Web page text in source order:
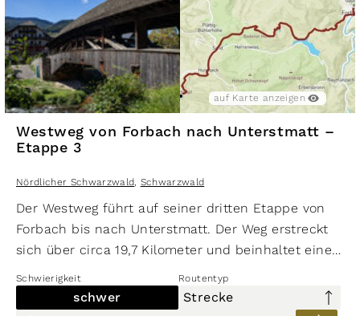
auf Karte anzeigen
Westweg von Forbach nach Unterstmatt –
Etappe 3
Nördlicher Schwarzwald Schwarzwald
Der Westweg führt auf seiner dritten Etappe von
Forbach bis nach Unterstmatt. Der Weg erstreckt
sich über circa 19,7 Kilometer und beinhaltet einen
man noch Vorräte benötigen, so bietet sich der
Netto am Bahnhof als Einkaufsmöglichkeit an. Die
Schwierigkeit Routentyp
schwer
Strecke